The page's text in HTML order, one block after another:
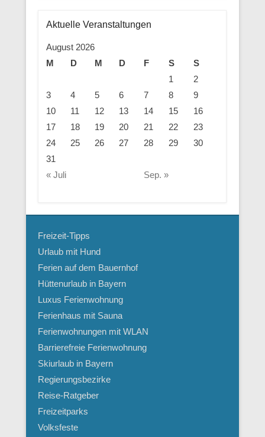
Aktuelle Veranstaltungen
August 2026
M
D M D F S
S
1
2
3
4 5 6 7 8
9
10
11 12 13 14 15
16
17
18 19 20 21 22
23
24
25 26 27 28 29
30
31
« Juli
Sep. »
Freizeit-Tipps
Urlaub mit Hund
Ferien auf dem Bauernhof
Hüttenurlaub in Bayern
Luxus Ferienwohnung
Ferienhaus mit Sauna
Ferienwohnungen mit WLAN
Barrierefreie Ferienwohnung
Skiurlaub in Bayern
Regierungsbezirke
Reise-Ratgeber
Freizeitparks
Volksfeste